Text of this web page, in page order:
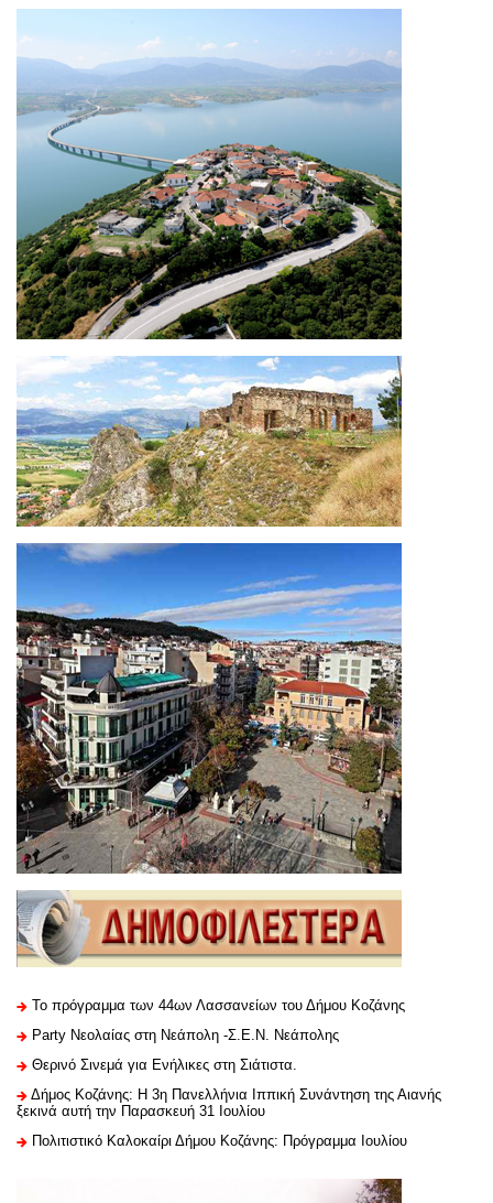
Το πρόγραμμα των 44ων Λασσανείων του Δήμου Κοζάνης
Party Νεολαίας στη Νεάπολη -Σ.Ε.Ν. Νεάπολης
Θερινό Σινεμά για Ενήλικες στη Σιάτιστα.
Δήμος Κοζάνης: Η 3η Πανελλήνια Ιππική Συνάντηση της Αιανής
ξεκινά αυτή την Παρασκευή 31 Ιουλίου
Πολιτιστικό Καλοκαίρι Δήμου Κοζάνης: Πρόγραμμα Ιουλίου